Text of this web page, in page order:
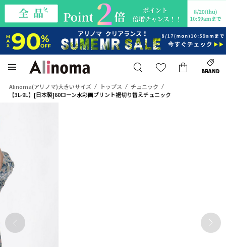
BRAND
Alinoma(アリノマ)大きいサイズ トップス
チュニック
【3L-9L】[日本製]60ローン水彩画プリント裾切り替えチュニック